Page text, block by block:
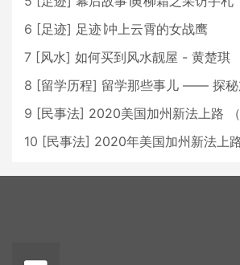
6 [足迹] 足迹∣冲上云霄的女战鹰
7 [风水] 如何买到风水靓屋 - 黄楚琪
8 [留学历程] 留学那些事儿 —— 探秘加州理工学
9 [民事法] 2020美国加州新法上路 （
10 [民事法] 2020年美国加州新法上路